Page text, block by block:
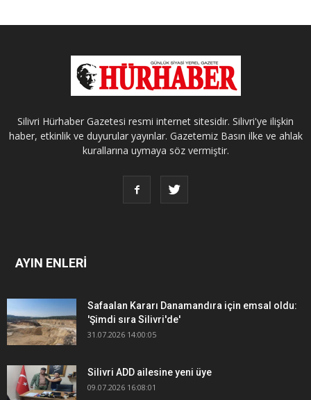
Silivri Hürhaber Gazetesi resmi internet sitesidir. Silivri'ye ilişkin
haber, etkinlik ve duyurular yayınlar. Gazetemiz Basın ilke ve ahlak
kurallarına uymaya söz vermiştir.
AYIN ENLERİ
Safaalan Kararı Danamandıra için emsal oldu:
'Şimdi sıra Silivri'de'
31.07.2026 14:00:05
Silivri ADD ailesine yeni üye
09.07.2026 16:08:01